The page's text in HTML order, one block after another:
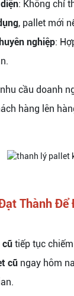
: Không chỉ
, pallet mới
nghiệp:
cầu doanh
hàng lên
Thành Để
cũ tiếp tục
cũ ngay hôm